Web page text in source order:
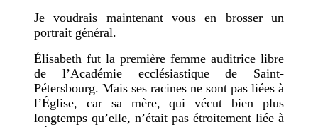
Je voudrais maintenant vous en brosser un
portrait général.
Élisabeth fut la première femme auditrice libre
de l’Académie ecclésiastique de Saint-
Pétersbourg. Mais ses racines ne sont pas liées à
l’Église, car sa mère, qui vécut bien plus
longtemps qu’elle, n’était pas étroitement liée à